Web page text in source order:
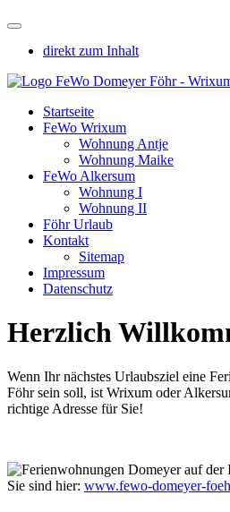
direkt zum Inhalt
Startseite
FeWo Wrixum
Wohnung Antje
Wohnung Maike
FeWo Alkersum
Wohnung I
Wohnung II
Föhr Urlaub
Kontakt
Sitemap
Impressum
Datenschutz
Herzlich
Wenn Ihr nächstes Urlaubsziel eine
Föhr sein soll, ist Wrixum oder
richtige Adresse für Sie!
Sie sind hier: www.fewo-domeyer-